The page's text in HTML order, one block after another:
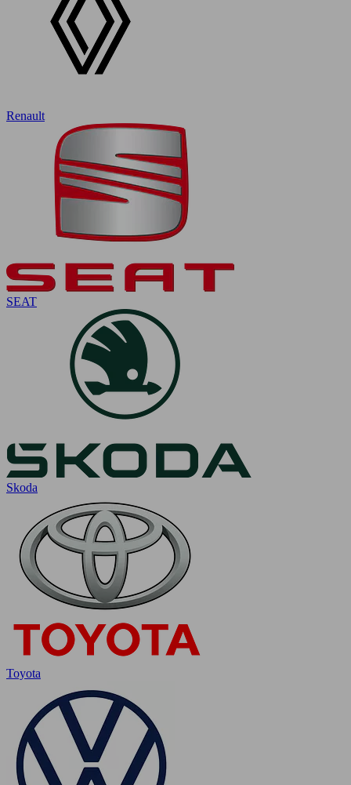
Renault
SEAT
Skoda
Toyota